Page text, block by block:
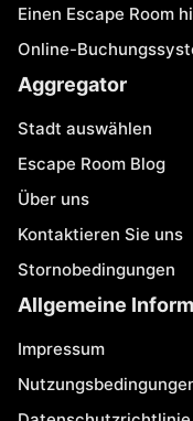
Einen Escape Room
Online-
Aggregator
Stadt auswählen
Escape Room Blog
Über uns
Kontaktieren Sie uns
Stornobedingungen
Allgemeine
Impressum